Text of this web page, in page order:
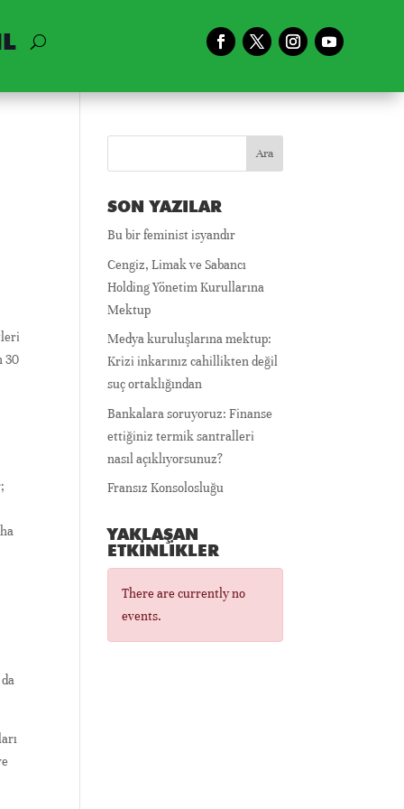
30
SON YAZILAR
Bu bir feminist isyandır
Cengiz, Limak ve Sabancı
Holding Yönetim Kurullarına
Mektup
Medya kuruluşlarına mektup:
Krizi inkarınız cahillikten değil
suç ortaklığından
Bankalara soruyoruz: Finanse
ettiğiniz termik santralleri
nasıl açıklıyorsunuz?
Fransız Konsolosluğu
YAKLAŞAN
ETKINLIKLER
There are currently no
events.